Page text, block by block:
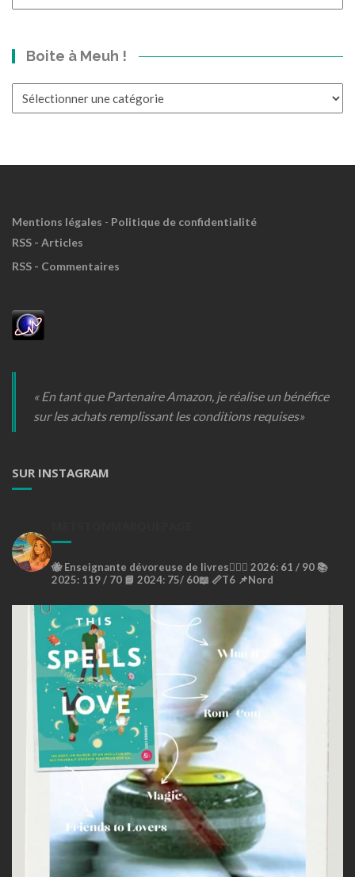
Boite à Meuh !
Mentions légales - Politique de confidentialité
RSS - Articles
RSS - Commentaires
« En tant que Partenaire Amazon, je réalise un bénéfice
sur les achats remplissant les conditions requises»
SUR INSTAGRAM
🐝Enseignante dévoreuse de livres🙇🏼‍♀️ 2026: 61 / 90 📚
2025: 119 / 70 📘 2024: 75/ 60📖 📏T6 📌Nord